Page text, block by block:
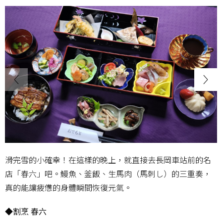
滑完雪的小確幸！在這樣的晚上，就直接去長岡車站前的名
店「春六」吧。鰻魚、釜飯、生馬肉（馬刺し）的三重奏，
真的能讓疲憊的身體瞬間恢復元氣。
◆割烹 春六